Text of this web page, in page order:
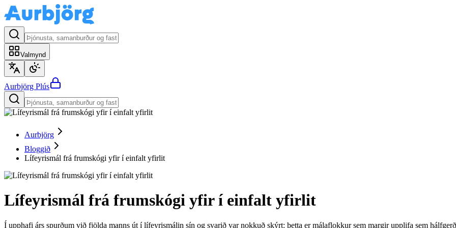
Valmynd
Aurbjörg Plús
Aurbjörg
Bloggið
Lífeyrismál frá frumskógi yfir í einfalt yfirlit
Lífeyrismál frá frumskógi yfir í einfalt yfirlit
Í upphafi árs spurðum við fjölda manns út í lífeyrismálin sín og svarið var nokkuð skýrt: þetta er málaflokkur sem margir upplifa sem